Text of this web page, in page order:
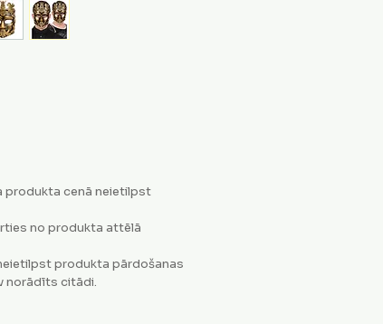
produkta cenā neietilpst
no produkta attēlā
produkta pārdošanas
norādīts citādi.